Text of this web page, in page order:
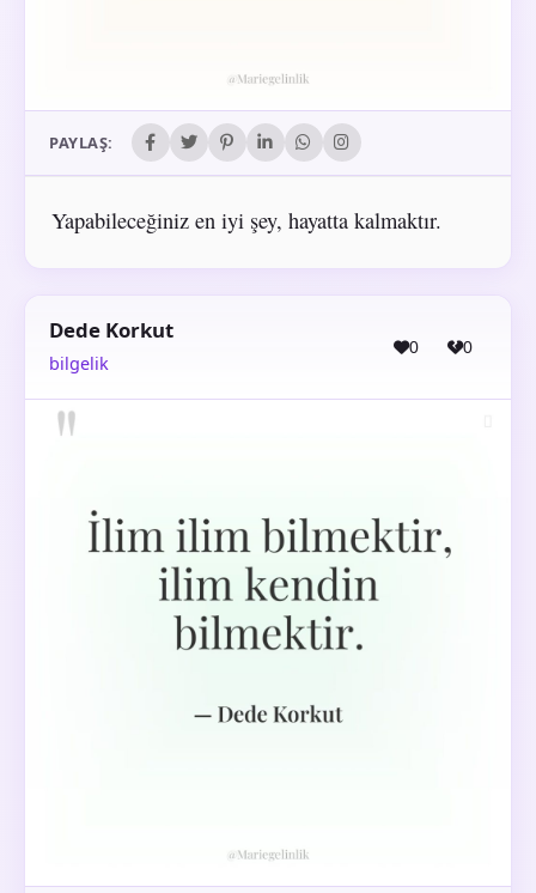
PAYLAŞ:
Yapabileceğiniz en iyi şey, hayatta kalmaktır.
Dede Korkut
bilgelik
0 0